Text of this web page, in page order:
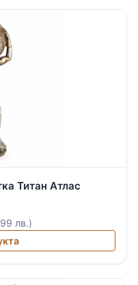
Титан Атлас
лв.)